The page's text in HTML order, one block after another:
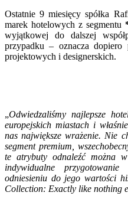
Ostatnie 9 miesięcy spółka
marek hotelowych z segmentu
wyjątkowej do dalszej
przypadku – oznacza dopiero
projektowych i designerskich.
„Odwiedzaliśmy najlepsze
europejskich miastach i
nas największe wrażenie. Nie
segment premium,
te atrybuty odnaleźć można
indywidualne
odniesieniu do jego wartości
Collection: Exactly like nothing